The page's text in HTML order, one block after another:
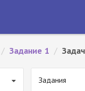
/ Задание 1 /
Задания